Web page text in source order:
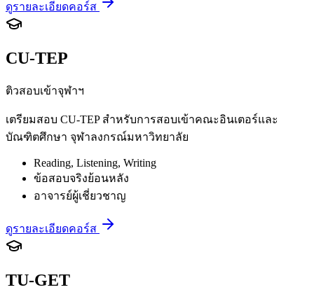
ดูรายละเอียดคอร์ส
CU-TEP
ติวสอบเข้าจุฬาฯ
เตรียมสอบ CU-TEP สำหรับการสอบเข้าคณะอินเตอร์และ
บัณฑิตศึกษา จุฬาลงกรณ์มหาวิทยาลัย
Reading, Listening, Writing
ข้อสอบจริงย้อนหลัง
อาจารย์ผู้เชี่ยวชาญ
ดูรายละเอียดคอร์ส
TU-GET